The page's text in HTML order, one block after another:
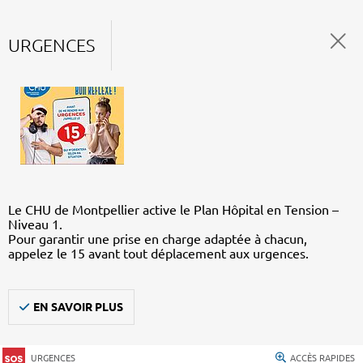
URGENCES
Le CHU de Montpellier active le Plan Hôpital en Tension –
Niveau 1.
Pour garantir une prise en charge adaptée à chacun,
appelez le 15 avant tout déplacement aux urgences.
EN SAVOIR PLUS
URGENCES ACCÈS RAPIDES